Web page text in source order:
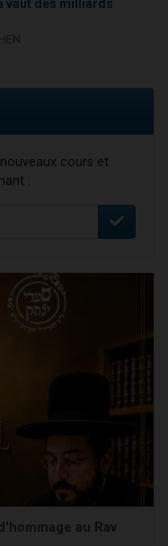
vaut des milliards
cours et
:
au Rav